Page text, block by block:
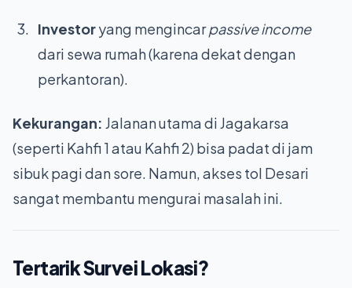
Investoryang mengincarpassive income
dari sewa rumah (karena dekat dengan
perkantoran).
Kekurangan: Jalanan utama di Jagakarsa
(seperti Kahfi 1 atau Kahfi 2) bisa padat di jam
sibuk pagi dan sore. Namun, akses tol Desari
sangat membantu mengurai masalah ini.
Tertarik Survei Lokasi?